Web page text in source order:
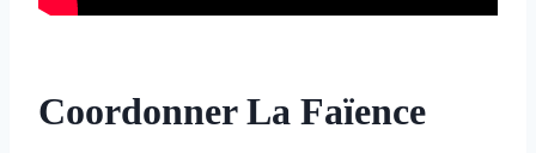
Coordonner La Faïence